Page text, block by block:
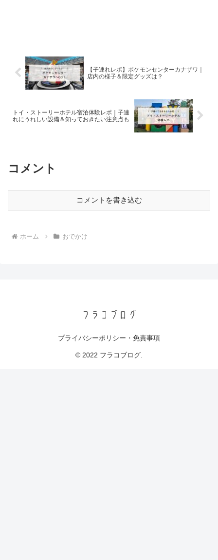
【子連れレポ】ポケモンセンターカナザワ｜
店内の様子＆限定グッズは？
トイ・ストーリーホテル宿泊体験レポ｜子連
れにうれしい設備＆知っておきたい注意点も
コメント
コメントを書き込む
ホーム おでかけ
プライバシーポリシー・免責事項
© 2022 フラコブログ.